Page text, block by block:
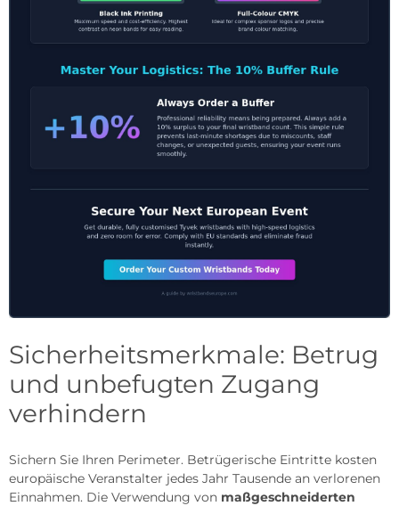
Sicherheitsmerkmale: Betrug
und unbefugten Zugang
verhindern
Sichern Sie Ihren Perimeter. Betrügerische Eintritte kosten
europäische Veranstalter jedes Jahr Tausende an verlorenen
Einnahmen. Die Verwendung von maßgeschneiderten